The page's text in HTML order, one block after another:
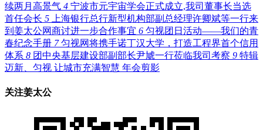
续两月高景气 4 宁波市元宇宙学会正式成立,我司董事长当选
首任会长 5
上海银行总行新型机构部副总经理许卿斌等一行来
到姜太公网商讨进一步合作事宜 6 匀视团日活动——我们的青
春纪念手册 7 匀视网将携手诺丁汉大学，打造工程界首个信用
体系 8 团中央基层建设部副部长尹虓一行莅临我司考察 9 特辑
迈新、匀视 让城市充满智慧 年会剪影
关注姜太公